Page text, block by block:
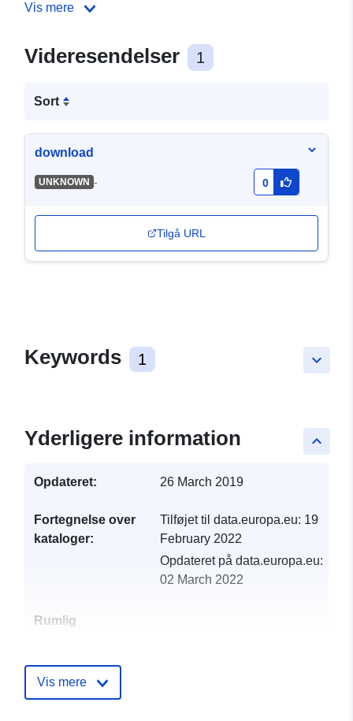
Vis mere
Videresendelser 1
Sort
download
UNKNOWN - 0
Tilgå URL
keyboard_arrow_down
Keywords 1
keyboard_arrow_up
Yderligere information
Opdateret: 26 March 2019
Fortegnelse over
kataloger:
Tilføjet til data.europa.eu: 19
February 2022
Opdateret på data.europa.eu:
02 March 2022
Rumlig
Identifikatorer:
Vis mere